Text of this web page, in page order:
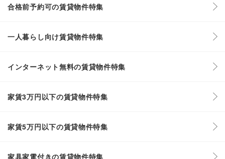
合格前予約可の賃貸物件特集
一人暮らし向け賃貸物件特集
インターネット無料の賃貸物件特集
家賃3万円以下の賃貸物件特集
家賃5万円以下の賃貸物件特集
家具家電付きの賃貸物件特集